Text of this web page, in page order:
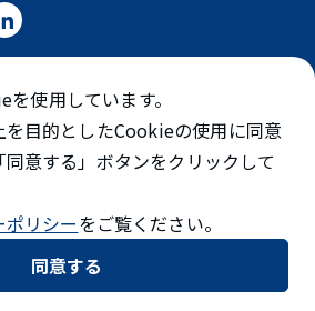
式会社
NAA）が運営しています
CORPORATION
使用しています。
を目的としたCookieの使用に同意
意する」ボタンをクリックして
リシーをご覧ください。
同意する